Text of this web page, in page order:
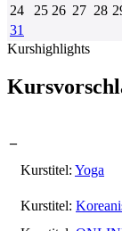
24
25 26 27 28
31
Kurshighlights
–
Kurstitel: Yoga
Kurstitel: